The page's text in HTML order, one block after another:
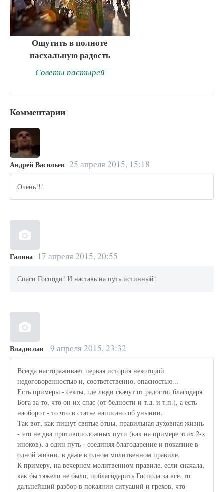
Ощутить в полноте
пасхальную радость
Советы пастырей
Комментарии
Андрей Васильев 25 апреля 2015, 15:18
Очень!!!
Галина 17 апреля 2015, 20:55
Спаси Господи! И наставь на путь истинный!
Владислав 9 апреля 2015, 23:32
Всегда настораживает первая история некоторой
недоговоренностью и, соответственно, опасностью...
Есть примеры - секты, где люди скачут от радости, благодаря
Бога за то, что он их спас (от бедности и т.д. и т.п.), а есть
наоборот - то что в статье написано об унынии.
Так вот, как пишут святые отцы, правильная духовная жизнь
- это не два противоположных пути (как на примере этих 2-х
иноков), а один путь - соединяя благодарение и покаяние в
одной жизни, в даже в одном молитвенном правиле.
К примеру, на вечернем молитвенном правиле, если сначала,
как бы тяжело не было, поблагодарить Господа за всё, то
дальнейший разбор в покаянии ситуаций и грехов, что